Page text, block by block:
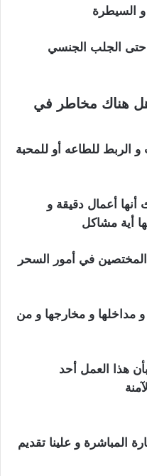
السيطرة
حتى الجلب الجنسي
هناك مخاطر في
و الربط للطاعه أو للمحبة
أنها أعمال دقيقة و
أية مشاكل
في أمور السحر
مداخلها و مخارجها و من
هذا العمل أحد
المباشرة و علينا تقديم